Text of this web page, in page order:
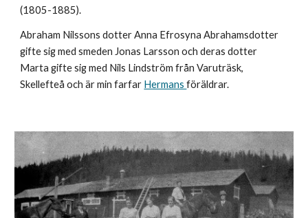
(1805-1885).
Abraham Nilssons dotterAnna Efrosyna Abrahamsdotter
gifte sig med smeden Jonas Larsson och deras dotter
Martagifte sig med Nils Lindström från Varuträsk,
Skellefteå och är min farfar Hermansföräldrar.